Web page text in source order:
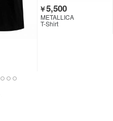
￥5,500
METALLICA
T-Shirt